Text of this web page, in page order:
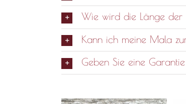
Wie wird die Länge der
Kann ich meine Mala
Geben Sie eine